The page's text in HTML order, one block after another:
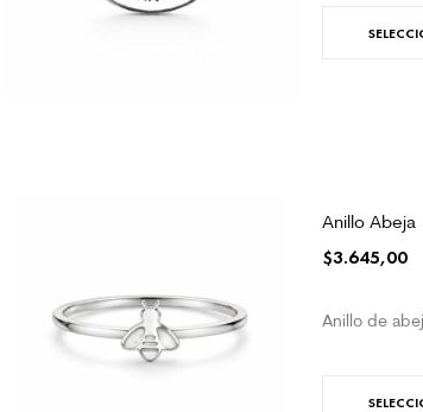
Anillo Abeja
$3.645,00
Anillo de